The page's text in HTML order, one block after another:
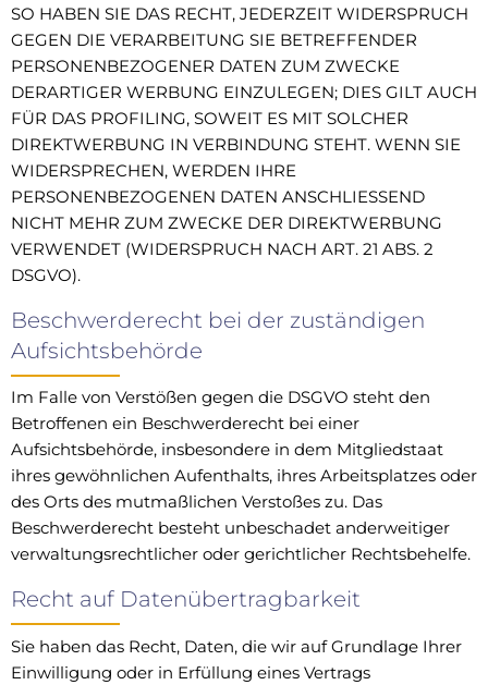
SO HABEN SIE DAS RECHT, JEDERZEIT WIDERSPRUCH
GEGEN DIE VERARBEITUNG SIE BETREFFENDER
PERSONENBEZOGENER DATEN ZUM ZWECKE
DERARTIGER WERBUNG EINZULEGEN; DIES GILT AUCH
FÜR DAS PROFILING, SOWEIT ES MIT SOLCHER
DIREKTWERBUNG IN VERBINDUNG STEHT. WENN SIE
WIDERSPRECHEN, WERDEN IHRE
PERSONENBEZOGENEN DATEN ANSCHLIESSEND
NICHT MEHR ZUM ZWECKE DER DIREKTWERBUNG
VERWENDET (WIDERSPRUCH NACH ART. 21 ABS. 2
DSGVO).
Beschwerde­recht bei der zuständigen
Aufsichts­behörde
Im Falle von Verstößen gegen die DSGVO steht den
Betroffenen ein Beschwerderecht bei einer
Aufsichtsbehörde, insbesondere in dem Mitgliedstaat
ihres gewöhnlichen Aufenthalts, ihres Arbeitsplatzes oder
des Orts des mutmaßlichen Verstoßes zu. Das
Beschwerderecht besteht unbeschadet anderweitiger
verwaltungsrechtlicher oder gerichtlicher Rechtsbehelfe.
Recht auf Daten­übertrag­barkeit
Sie haben das Recht, Daten, die wir auf Grundlage Ihrer
Einwilligung oder in Erfüllung eines Vertrags